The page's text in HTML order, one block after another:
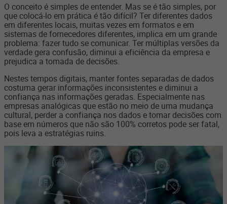
O conceito é simples de entender. Mas se é tão simples, por
que colocá-lo em prática é tão difícil? Ter diferentes dados
em diferentes locais, muitas vezes em formatos e em
sistemas de fornecedores diferentes, implica em um grande
problema: fazer tudo se comunicar. Ter múltiplas versões da
verdade gera confusão, diminui a eficiência da empresa e
prejudica a tomada de decisões.
Nestes tempos digitais, manter fontes separadas de dados
costuma gerar informações inconsistentes e diminui a
confiança nas informações geradas. Especialmente nas
empresas analógicas que estão no meio de uma mudança
cultural, perder a confiança nos dados e tomar decisões com
base em números que não são 100% corretos pode ser fatal,
pois leva a estratégias ruins.